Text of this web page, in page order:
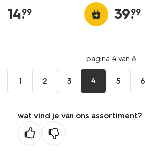
14.
99 39.
99
pagina 4 van 8
1 2 3 4 5 6
wat vind je van ons assortiment?